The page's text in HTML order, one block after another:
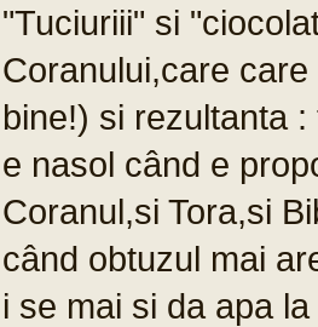
"Tuciuriii" si
Coranului,care
bine!) si rezultanta
e nasol când e
Coranul,si Tora,si
când obtuzul mai
i se mai si da apa